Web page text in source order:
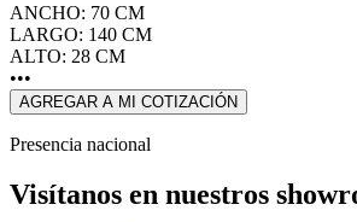
ANCHO: 70 CM
LARGO: 140 CM
ALTO: 28 CM
•••
AGREGAR A MI COTIZACIÓN
Presencia nacional
Visítanos en nuestros